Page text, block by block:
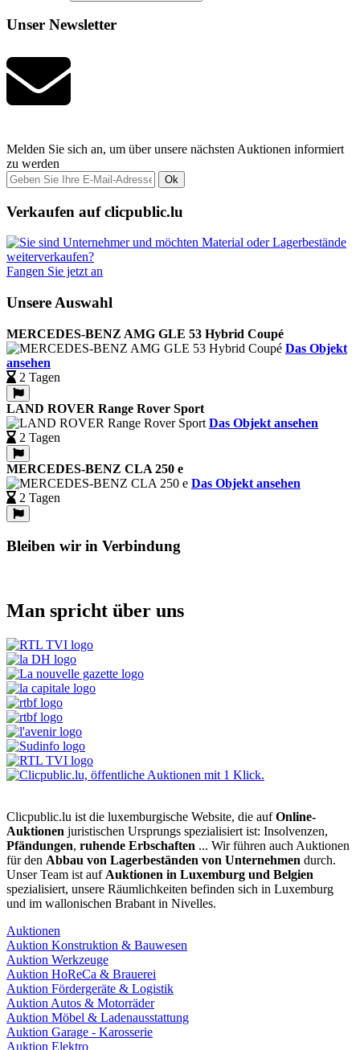
Unser Newsletter
Melden Sie sich an, um über unsere nächsten Auktionen informiert
zu werden
Ok
Verkaufen auf clicpublic.lu
Fangen Sie jetzt an
Unsere Auswahl
MERCEDES-BENZ AMG GLE 53 Hybrid Coupé
Das Objekt
ansehen
2 Tagen
LAND ROVER Range Rover Sport
Das Objekt ansehen
2 Tagen
MERCEDES-BENZ CLA 250 e
Das Objekt ansehen
2 Tagen
Bleiben wir in Verbindung
Man spricht über uns
Clicpublic.lu ist die luxemburgische Website, die aufOnline-
Auktionen juristischen Ursprungs spezialisiert ist: Insolvenzen,
Pfändungen, ruhende Erbschaften ... Wir führen auch Auktionen
für den Abbau von Lagerbeständen von Unternehmen durch.
Unser Team ist auf Auktionen in Luxemburg und Belgien
spezialisiert, unsere Räumlichkeiten befinden sich in Luxemburg
und im wallonischen Brabant in Nivelles.
Auktionen
Auktion Konstruktion & Bauwesen
Auktion Werkzeuge
Auktion HoReCa & Brauerei
Auktion Fördergeräte & Logistik
Auktion Autos & Motorräder
Auktion Möbel & Ladenausstattung
Auktion Garage - Karosserie
Auktion Elektro